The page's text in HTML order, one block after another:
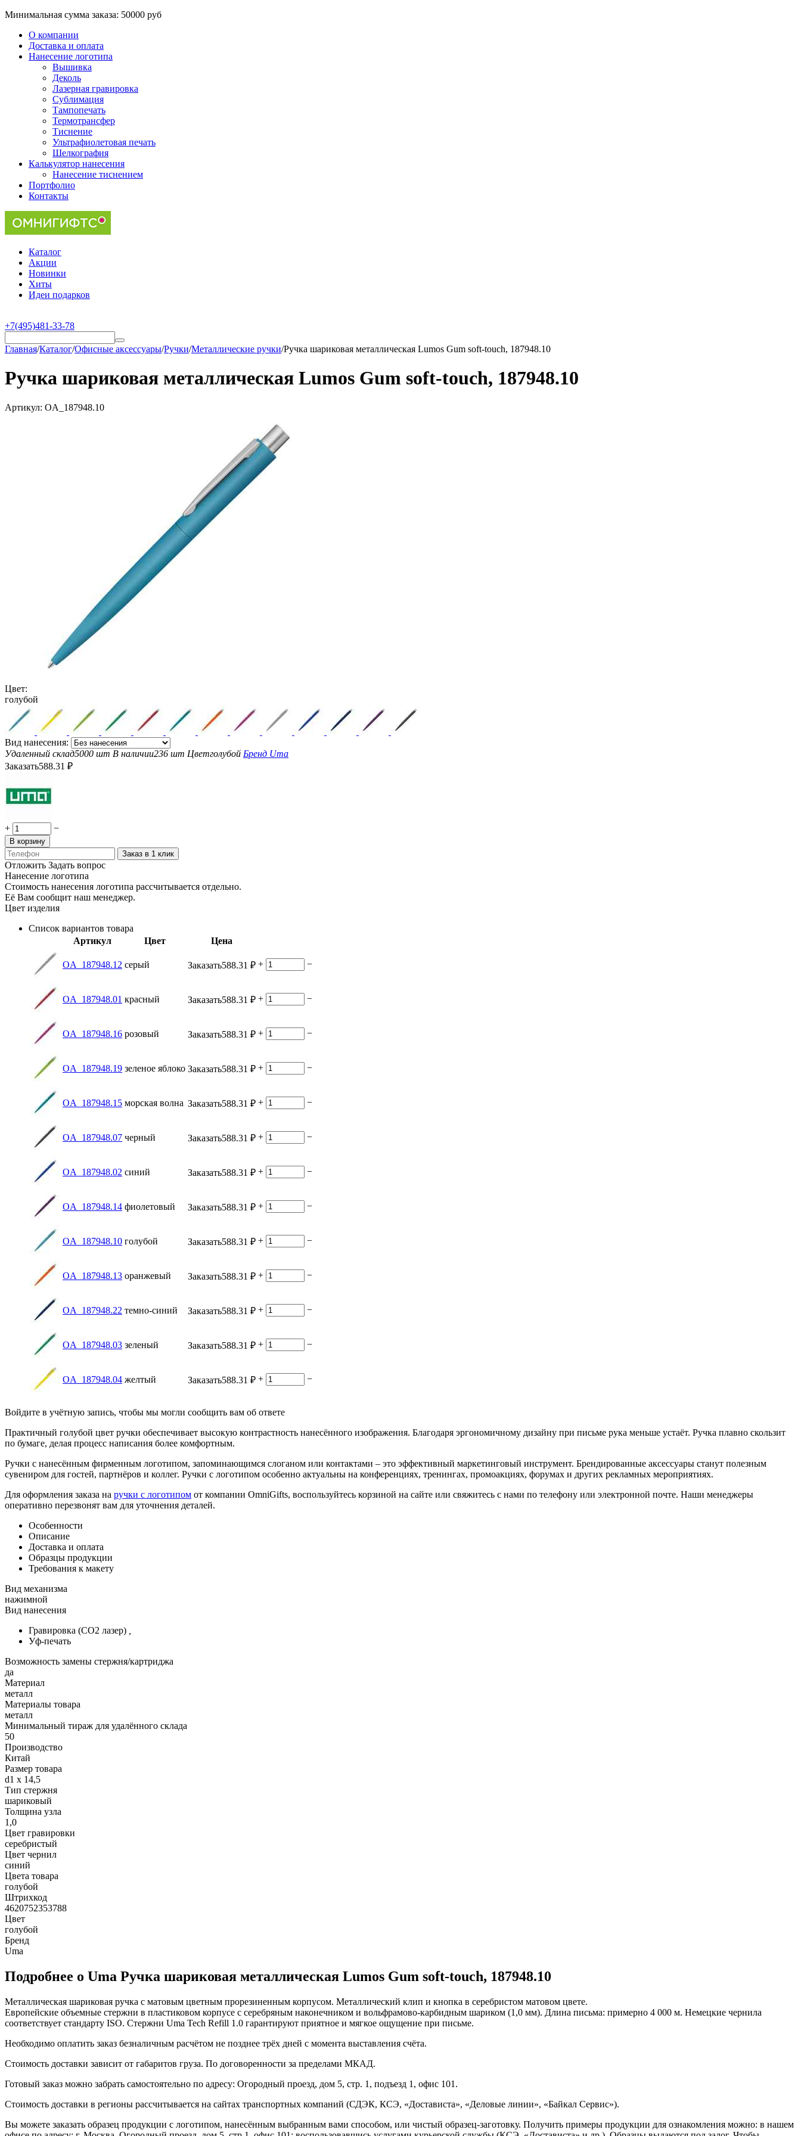
Минимальная сумма заказа: 50000 руб
О компании
Доставка и оплата
Нанесение логотипа
Вышивка
Деколь
Лазерная гравировка
Сублимация
Тампопечать
Термотрансфер
Тиснение
Ультрафиолетовая печать
Шелкография
Калькулятор нанесения
Нанесение тиснением
Портфолио
Контакты
Каталог
Акции
Новинки
Хиты
Идеи подарков
+7(495)481-33-78
Главная/Каталог/Офисные аксессуары/Ручки/Металлические ручки/Ручка шариковая металлическая Lumos Gum soft-touch, 187948.10
Ручка шариковая металлическая Lumos Gum soft-touch, 187948.10
Артикул: OA_187948.10
Цвет:
голубой
Вид нанесения:
Удаленный склад5000 шт В наличии236 шт Цветголубой Бренд Uma
Заказать588.31 ₽
+ −
В корзину
Заказ в 1 клик
Отложить Задать вопрос
Нанесение логотипа
Стоимость нанесения логотипа рассчитывается отдельно.
Её Вам сообщит наш менеджер.
Цвет изделия
Список вариантов товара
Артикул
Цвет Цена
OA_187948.12 серый Заказать588.31 ₽ + −
OA_187948.01 красный Заказать588.31 ₽ + −
OA_187948.16 розовый Заказать588.31 ₽ + −
OA_187948.19 зеленое яблоко Заказать588.31 ₽ + −
OA_187948.15 морская волна Заказать588.31 ₽ + −
OA_187948.07 черный Заказать588.31 ₽ + −
OA_187948.02 синий Заказать588.31 ₽ + −
OA_187948.14 фиолетовый Заказать588.31 ₽ + −
OA_187948.10 голубой Заказать588.31 ₽ + −
OA_187948.13 оранжевый Заказать588.31 ₽ + −
OA_187948.22 темно-синий Заказать588.31 ₽ + −
OA_187948.03 зеленый Заказать588.31 ₽ + −
OA_187948.04 желтый Заказать588.31 ₽ + −
Войдите в учётную запись, чтобы мы могли сообщить вам об ответе
Практичный голубой цвет ручки обеспечивает высокую контрастность нанесённого изображения. Благодаря эргономичному дизайну при письме рука меньше устаёт. Ручка плавно скользит
по бумаге, делая процесс написания более комфортным.
Ручки с нанесённым фирменным логотипом, запоминающимся слоганом или контактами – это эффективный маркетинговый инструмент. Брендированные аксессуары станут полезным
сувениром для гостей, партнёров и коллег. Ручки с логотипом особенно актуальны на конференциях, тренингах, промоакциях, форумах и других рекламных мероприятиях.
Для оформления заказа на ручки с логотипом от компании OmniGifts, воспользуйтесь корзиной на сайте или свяжитесь с нами по телефону или электронной почте. Наши менеджеры
оперативно перезвонят вам для уточнения деталей.
Особенности
Описание
Доставка и оплата
Образцы продукции
Требования к макету
Вид механизма
нажимной
Вид нанесения
Гравировка (CO2 лазер)
Уф-печать
Возможность замены стержня/картриджа
да
Материал
металл
Материалы товара
металл
Минимальный тираж для удалённого склада
50
Производство
Китай
Размер товара
d1 х 14,5
Тип стержня
шариковый
Толщина узла
1,0
Цвет гравировки
серебристый
Цвет чернил
синий
Цвета товара
голубой
Штрихкод
4620752353788
Цвет
голубой
Бренд
Uma
Подробнее о Uma Ручка шариковая металлическая Lumos Gum soft-touch, 187948.10
Металлическая шариковая ручка с матовым цветным прорезиненным корпусом. Металлический клип и кнопка в серебристом матовом цвете.
Европейские объемные стержни в пластиковом корпусе c серебряным наконечником и вольфрамово-карбидным шариком (1,0 мм). Длина письма: примерно 4 000 м. Немецкие чернила
соответствует стандарту ISO. Стержни Uma Tech Refill 1.0 гарантируют приятное и мягкое ощущение при письме.
Необходимо оплатить заказ безналичным расчётом не позднее трёх дней с момента выставления счёта.
Стоимость доставки зависит от габаритов груза. По договоренности за пределами МКАД.
Готовый заказ можно забрать самостоятельно по адресу: Огородный проезд, дом 5, стр. 1, подъезд 1, офис 101.
Стоимость доставки в регионы рассчитывается на сайтах транспортных компаний (СДЭК, КСЭ, «Достависта», «Деловые линии», «Байкал Сервис»).
Вы можете заказать образец продукции с логотипом, нанесённым выбранным вами способом, или чистый образец-заготовку. Получить примеры продукции для ознакомления можно: в нашем